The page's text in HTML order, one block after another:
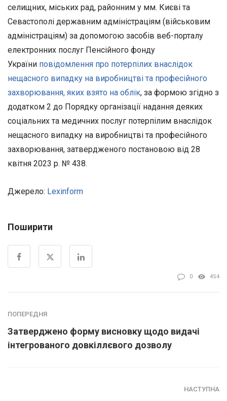
селищних, міських рад, районним у мм. Києві та
Севастополі державним адміністраціям (військовим
адміністраціям) за допомогою засобів веб-порталу
електронних послуг Пенсійного фонду
України повідомлення про потерпілих внаслідок
нещасного випадку на виробництві та професійного
захворювання, яких взято на облік, за формою згідно з
додатком 2 до Порядку організації надання деяких
соціальних та медичних послуг потерпілим внаслідок
нещасного випадку на виробництві та професійного
захворювання, затвердженого постановою від 28
квітня 2023 р. № 438.
Джерело: Lexinform
Поширити
0 454
ПОПЕРЕДНЯ
Затверджено форму висновку щодо видачі
інтегрованого довкіллєвого дозволу
НАСТУПНА